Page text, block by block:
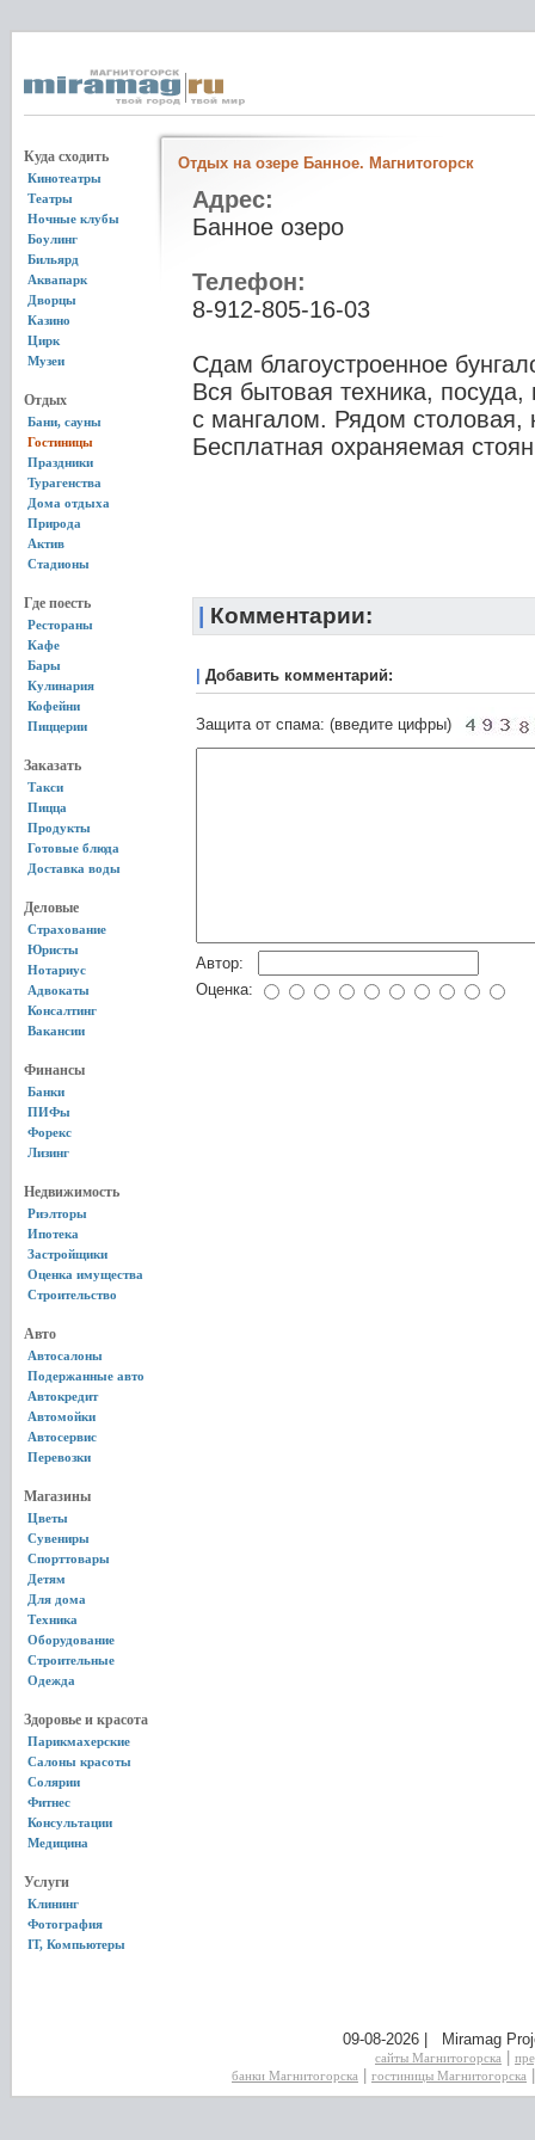
Куда сходить
Кинотеатры
Театры
Ночные клубы
Боулинг
Бильярд
Аквапарк
Дворцы
Казино
Цирк
Музеи
Отдых
Бани, сауны
Гостиницы
Праздники
Турагенства
Дома отдыха
Природа
Актив
Стадионы
Где поесть
Рестораны
Кафе
Бары
Кулинария
Кофейни
Пиццерии
Заказать
Такси
Пицца
Продукты
Готовые блюда
Доставка воды
Деловые
Страхование
Юристы
Нотариус
Адвокаты
Консалтинг
Вакансии
Финансы
Банки
ПИФы
Форекс
Лизинг
Недвижимость
Риэлторы
Ипотека
Застройщики
Оценка имущества
Строительство
Авто
Автосалоны
Подержанные авто
Автокредит
Автомойки
Автосервис
Перевозки
Магазины
Цветы
Сувениры
Спорттовары
Детям
Для дома
Техника
Оборудование
Строительные
Одежда
Здоровье и красота
Парикмахерские
Салоны красоты
Солярии
Фитнес
Консультации
Медицина
Услуги
Клининг
Фотография
IT, Компьютеры
Отдых на озере Банное. Магнитогорск
Адрес:
Банное озеро
Телефон:
8-912-805-16-03
Сдам благоустроенное
Вся бытовая техника,
с мангалом. Рядом столовая,
Бесплатная охраняемая
Комментарии:
Добавить комментарий:
Защита от спама: (введите цифры)
Автор:
Оценка:
09-08-2026 | Miramag
сайты Магнитогорска
банки Магнитогорска
гостиницы Магнитогорска